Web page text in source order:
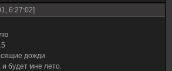
6:27:02]
дожди
и будет мне лето.